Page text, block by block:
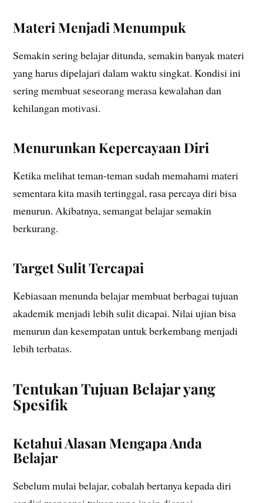
Materi Menjadi Menumpuk
Semakin sering belajar ditunda, semakin banyak materi
yang harus dipelajari dalam waktu singkat. Kondisi ini
sering membuat seseorang merasa kewalahan dan
kehilangan motivasi.
Menurunkan Kepercayaan Diri
Ketika melihat teman-teman sudah memahami materi
sementara kita masih tertinggal, rasa percaya diri bisa
menurun. Akibatnya, semangat belajar semakin
berkurang.
Target Sulit Tercapai
Kebiasaan menunda belajar membuat berbagai tujuan
akademik menjadi lebih sulit dicapai. Nilai ujian bisa
menurun dan kesempatan untuk berkembang menjadi
lebih terbatas.
Tentukan Tujuan Belajar yang
Spesifik
Ketahui Alasan Mengapa Anda
Belajar
Sebelum mulai belajar, cobalah bertanya kepada diri